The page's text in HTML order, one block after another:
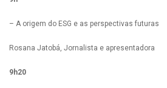
– A origem do ESG e as perspectivas futuras
Rosana Jatobá, Jornalista e apresentadora
9h20